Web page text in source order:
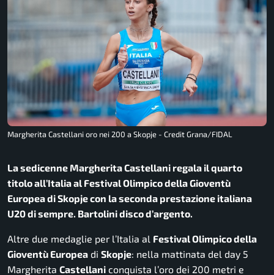
Margherita Castellani oro nei 200 a Skopje - Credit Grana/FIDAL
La sedicenne Margherita Castellani regala il quarto
titolo all’Italia al Festival Olimpico della Gioventù
Europea di Skopje con la seconda prestazione italiana
U20 di sempre. Bartolini disco d’argento.
Altre due medaglie per l’Italia al Festival Olimpico della
Gioventù Europea di Skopje: nella mattinata del day 5
Margherita Castellani conquista l’oro dei 200 metri e